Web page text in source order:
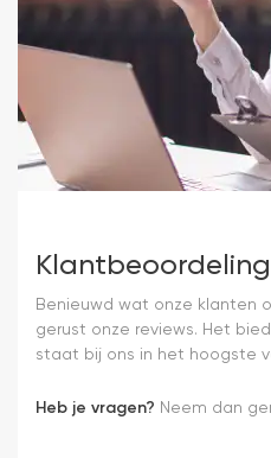
Benieuwd wat onze klanten
gerust onze reviews. Het
staat bij ons in het hoogste
Heb je vragen? Neem dan